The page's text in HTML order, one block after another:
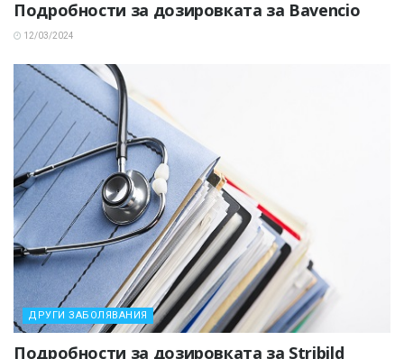
Подробности за дозировката за Bavencio
12/03/2024
ДРУГИ ЗАБОЛЯВАНИЯ
Подробности за дозировката за Stribild